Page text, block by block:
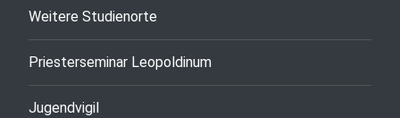
Weitere Studienorte
Priesterseminar Leopoldinum
Jugendvigil